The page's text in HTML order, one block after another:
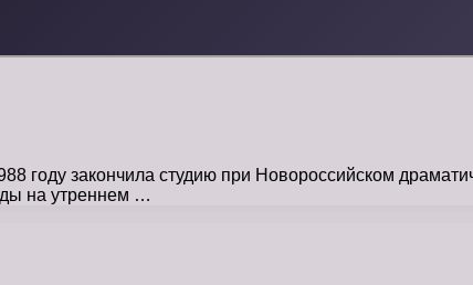
году закончила студию при Новороссийском
на утреннем …